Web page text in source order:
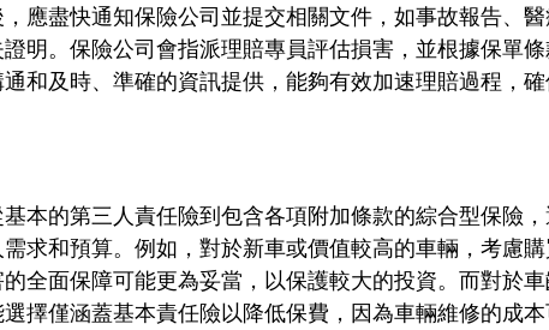
應盡快通知保險公司並提交相關文件，如事故報告、
明。保險公司會指派理賠專員評估損害，並根據保單
和及時、準確的資訊提供，能夠有效加速理賠過程，
本的第三人責任險到包含各項附加條款的綜合型保險
求和預算。例如，對於新車或價值較高的車輛，考慮
全面保障可能更為妥當，以保護較大的投資。而對於
擇僅涵蓋基本責任險以降低保費，因為車輛維修的成